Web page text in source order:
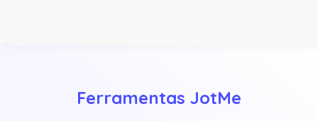
Ferramentas JotMe